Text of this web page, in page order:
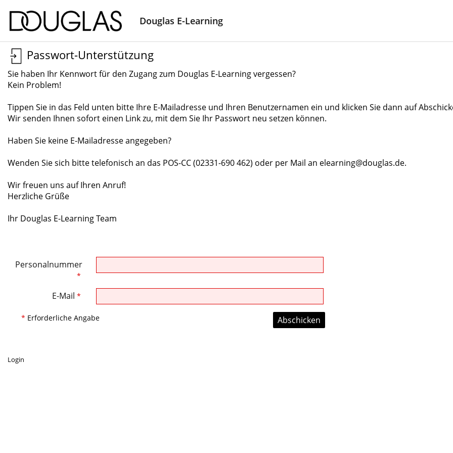
Douglas E-Learning
Passwort-Unterstützung
Sie haben Ihr Kennwort für den Zugang zum Douglas E-Learning vergessen?
Kein Problem!
Tippen Sie in das Feld unten bitte Ihre E-Mailadresse und Ihren Benutzernamen ein und klicken Sie dann auf
Wir senden Ihnen sofort einen Link zu, mit dem Sie Ihr Passwort neu setzen können.
Haben Sie keine E-Mailadresse angegeben?
Wenden Sie sich bitte telefonisch an das POS-CC (02331-690 462) oder per Mail an elearning@douglas.de.
Wir freuen uns auf Ihren Anruf!
Herzliche Grüße
Ihr Douglas E-Learning Team
Personalnummer
*
E-Mail *
* Erforderliche Angabe
Login